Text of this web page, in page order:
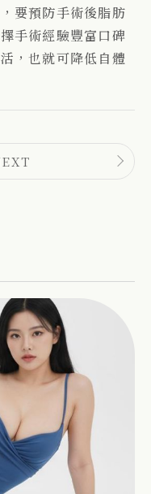
要預防手術後脂肪
手術經驗豐富口碑
，也就可降低自體